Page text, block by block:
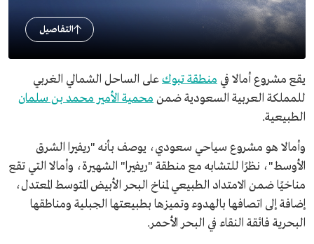
التفاصيل
يقع مشروع أمالا في منطقة تبوكعلى الساحل الشمالي الغربي
للمملكة العربية السعودية ضمن محمية الأمير محمد بن سلمان
الطبيعية.
وأمالا هو مشروع سياحي سعودي، يوصف بأنه "ريفيرا الشرق
الأوسط"، نظرًا للتشابه مع منطقة "ريفيرا" الشهيرة، وأمالا التي تقع
مناخيًا ضمن الامتداد الطبيعي لمناخ البحر الأبيض المتوسط المعتدل،
إضافة إلى اتصافها بالهدوء وتميزها بطبيعتها الجبلية ومناطقها
البحرية فائقة النقاء في البحر الأحمر.